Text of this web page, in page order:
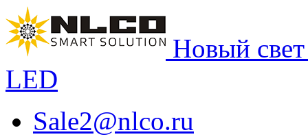
Новый
LED
Sale2@nlco.ru